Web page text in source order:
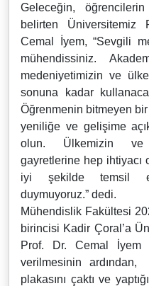
Geleceğin,
belirten Üniversitemiz
Cemal İyem, “Sevgili
mühendissiniz.
medeniyetimizin ve
sonuna kadar
Öğrenmenin bitmeyen
yeniliğe ve gelişime
olun. Ülkemizin ve
gayretlerine hep ihtiyacı
iyi şekilde temsil
duymuyoruz.” dedi.
Mühendislik Fakültesi
birincisi Kadir Çoral’a
Prof. Dr. Cemal İyem
verilmesinin
plakasını çaktı ve